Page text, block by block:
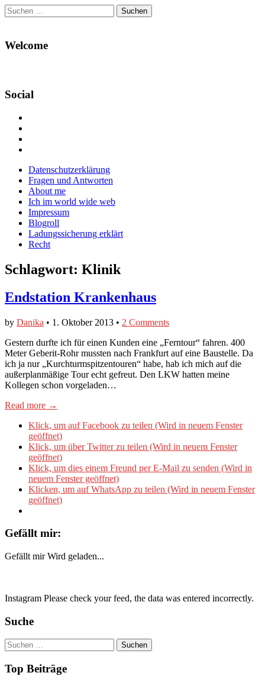
Suchen
nach:
Welcome
Social
Facebook
anzeigen
Twitter
anzeigen
auf
Instagram
anzeigen
Main
menu
Skip
content
Datenschutzerklärung
Fragen und Antworten
About me
Ich im world wide web
Impressum
Blogroll
Ladungssicherung erklärt
Recht
Schlagwort: Klinik
Endstation Krankenhaus
by Danika • 1. Oktober 2013 • 2 Comments
Gestern durfte ich für einen Kunden eine „Ferntour“ fahren. 400
Meter Geberit-Rohr mussten nach Frankfurt auf eine Baustelle. Da
ich ja nur „Kurchturmspitzentouren“ habe, hab ich mich auf die
außerplanmäßige Tour echt gefreut. Den LKW hatten meine
Kollegen schon vorgeladen…
Read more →
Klick, um auf Facebook zu teilen (Wird in neuem Fenster
geöffnet)
Klick, um über Twitter zu teilen (Wird in neuem Fenster
geöffnet)
Klick, um dies einem Freund per E-Mail zu senden (Wird in
neuem Fenster geöffnet)
Klicken, um auf WhatsApp zu teilen (Wird in neuem Fenster
geöffnet)
Gefällt mir:
Gefällt mir Wird geladen...
Instagram Please check your feed, the data was entered incorrectly.
Suche
Suchen
nach:
Top Beiträge